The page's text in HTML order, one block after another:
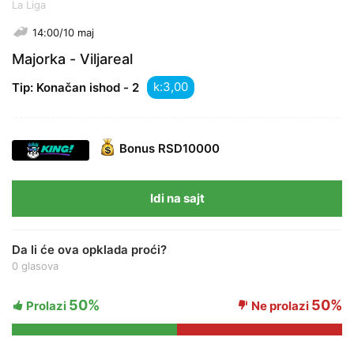
La Liga
14:00/10 maj
Majorka - Viljareal
Tip: Konačan ishod - 2 k:
Bonus RSD10000
Idi na sajt
Da li će ova opklada proći?
0 glasova
Prolazi 50% Ne prolazi 50%